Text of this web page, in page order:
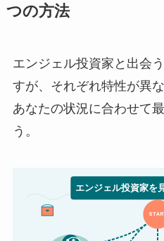
つの方法
エンジェル投資家と出会
すが、それぞれ特性が異な
あなたの状況に合わせて
う。